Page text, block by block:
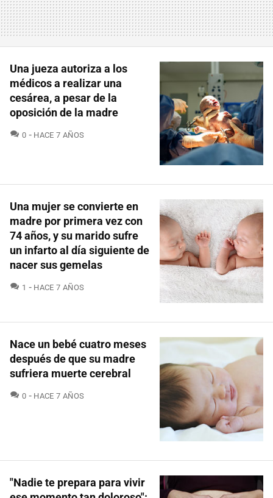
Una jueza autoriza a los
médicos a realizar una
cesárea, a pesar de la
oposición de la madre
0 COMENTARIOS
HACE 7 AÑOS
Una mujer se convierte en
madre por primera vez con
74 años, y su marido sufre
un infarto al día siguiente de
nacer sus gemelas
1 COMENTARIOS
HACE 7 AÑOS
Nace un bebé cuatro meses
después de que su madre
sufriera muerte cerebral
0 COMENTARIOS
HACE 7 AÑOS
"Nadie te prepara para vivir